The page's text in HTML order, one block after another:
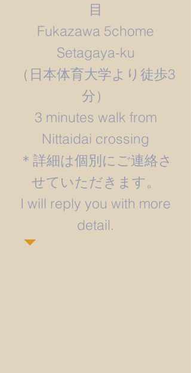
目
Fukazawa 5chome
Setagaya-ku
​（日本体育大学より徒歩3
分）
3 minutes walk from
Nittaidai crossing
＊詳細は個別にご連絡さ
せていただきます。
​I will reply you with more
detail.